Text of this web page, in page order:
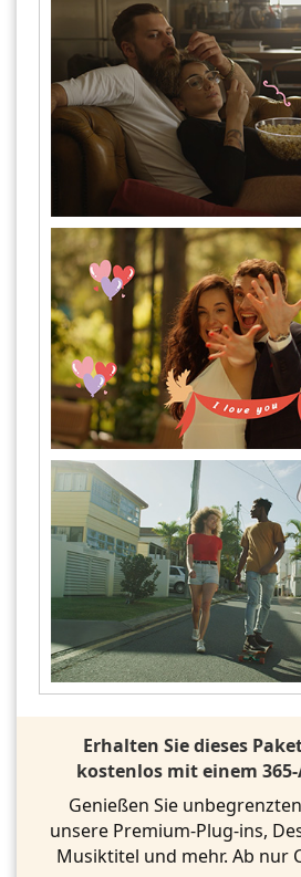
Erhalten Sie dieses
kostenlos mit einem
Genießen Sie
unsere Premium-Plug-ins,
Musiktitel und mehr. Ab nur